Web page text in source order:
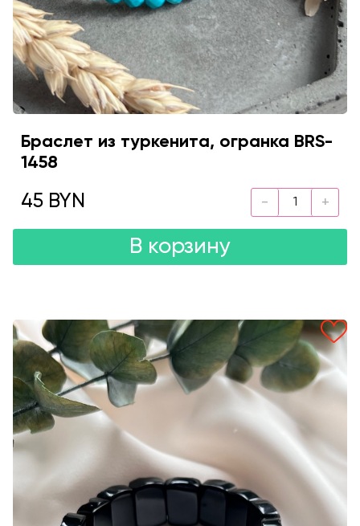
Браслет из туркенита, огранка BRS-
1458
45 BYN
В корзину